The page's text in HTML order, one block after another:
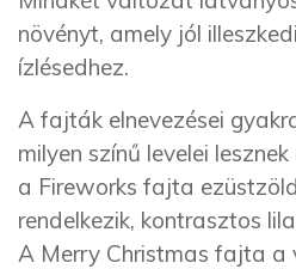
növényt, amely jól
ízlésedhez.
A fajták elnevezései
milyen színű levelei
a Fireworks fajta
rendelkezik, kontrasztos
A Merry Christmas fajta a